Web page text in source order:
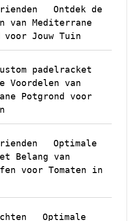
Ontdek de
van Mediterrane
voor Jouw Tuin
padelracket
Voordelen van
Potgrond voor
Optimale
Belang van
voor Tomaten in
Optimale